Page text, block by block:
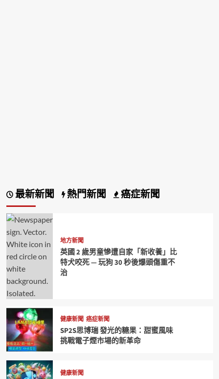
最新新聞 熱門新聞 癌症新聞
地方新聞
英國 2 歲男童慘遭自家「新收養」比
特犬咬死 — 玩狗 30 秒後爆頭傷重不
治
健康新聞 癌症新聞
SP2S思博瑞 發光的糖果：甜蜜風味
挑戰電子煙市場的新革命
健康新聞